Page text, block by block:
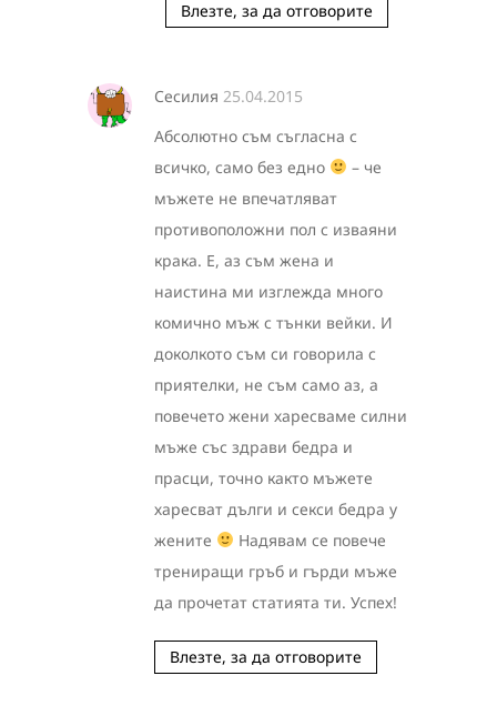
Влезте, за да отговорите
Сесилия 25.04.2015
Абсолютно съм съгласна с
всичко, само без едно
– че
мъжете не впечатляват
противоположни пол с изваяни
крака. Е, аз съм жена и
наистина ми изглежда много
комично мъж с тънки вейки. И
доколкото съм си говорила с
приятелки, не съм само аз, а
повечето жени харесваме силни
мъже със здрави бедра и
прасци, точно както мъжете
харесват дълги и секси бедра у
жените
Надявам се повече
трениращи гръб и гърди мъже
да прочетат статията ти. Успех!
Влезте, за да отговорите